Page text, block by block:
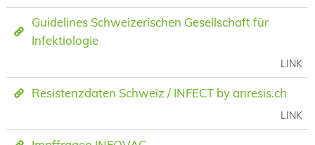
Guidelines Schweizerischen Gesellschaft für
Infektiologie
LINK
Resistenzdaten Schweiz / INFECT by anresis.ch
LINK